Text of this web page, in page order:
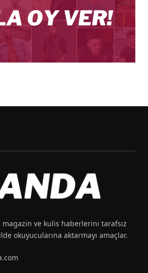
ve kulis haberlerini tarafsız
okuyucularına aktarmayı amaçlar.